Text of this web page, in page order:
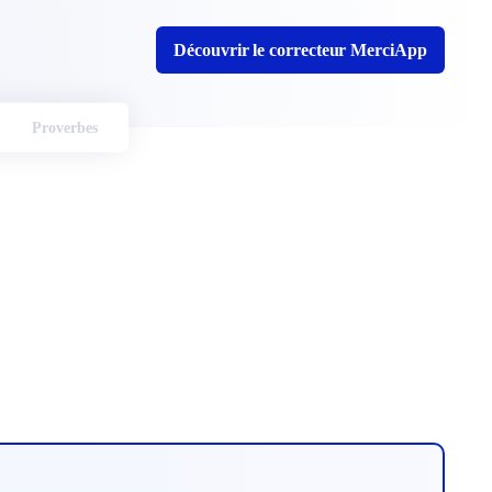
Découvrir le correcteur MerciApp
Proverbes